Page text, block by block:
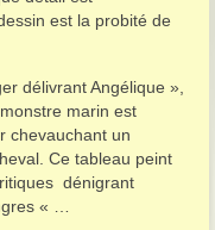
est la probité de
délivrant Angélique »,
marin est
chevauchant un
Ce tableau peint
dénigrant
« …